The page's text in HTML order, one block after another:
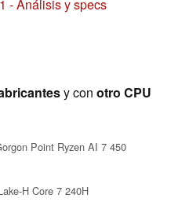
- Análisis y specs
y con otro CPU
Point Ryzen AI 7 450
H Core 7 240H